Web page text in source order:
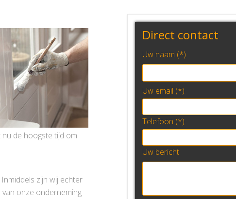
de hoogste tijd om
zijn wij echter
onze onderneming
Direct contact
Uw naam (*)
Uw email (*)
Telefoon (*)
Uw bericht